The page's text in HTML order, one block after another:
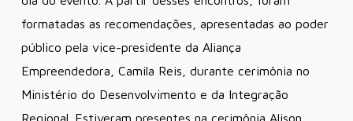
formatadas as recomendações, apresentadas ao poder
público pela vice-presidente da Aliança
Empreendedora, Camila Reis, durante cerimônia no
Ministério do Desenvolvimento e da Integração
Regional. Estiveram presentes na cerimônia Alison